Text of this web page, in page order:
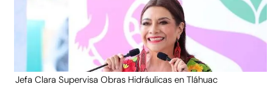
Jefa Clara Supervisa Obras Hidráulicas en Tláhuac